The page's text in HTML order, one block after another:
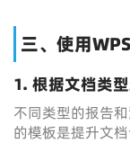
三、使用
1. 根据文档类
不同类型的报告
的模板是提升文